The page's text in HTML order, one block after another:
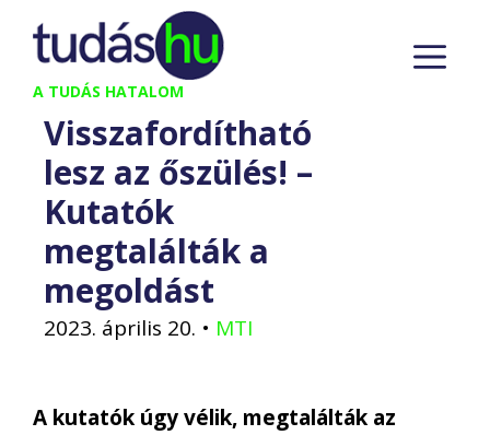
Kilépés
tartalomba
A TUDÁS HATALOM
Visszafordítható
lesz az őszülés! –
Kutatók
megtalálták a
megoldást
2023. április 20. • MTI
A kutatók úgy vélik, megtalálták az